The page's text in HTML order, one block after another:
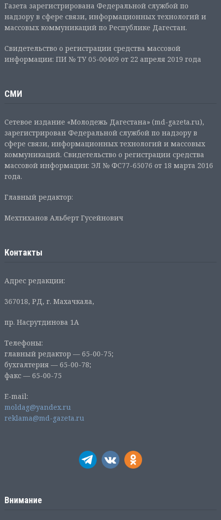
Газета зарегистрирована Федеральной службой по
надзору в сфере связи, информационных технологий и
массовых коммуникаций по Республике Дагестан.
Свидетельство о регистрации средства массовой
информации: ПИ № ТУ 05-00409 от 22 апреля 2019 года
СМИ
Сетевое издание «Молодежь Дагестана» (md-gazeta.ru),
зарегистрирован Федеральной службой по надзору в
сфере связи, информационных технологий и массовых
коммуникаций. Свидетельство о регистрации средства
массовой информации: ЭЛ № ФС77-65076 от 18 марта 2016
года.
Главный редактор:
Мехтиханов Альберт Гусейнович
Контакты
Адрес редакции:
367018, РД, г. Махачкала,
пр. Насрутдинова 1А
Телефоны:
главный редактор — 65-00-75;
бухгалтерия — 65-00-78;
факс — 65-00-75
E-mail:
moldag@yandex.ru
reklama@md-gazeta.ru
Внимание